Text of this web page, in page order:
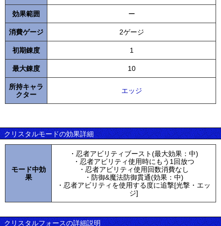
効果範囲 ー
消費ゲージ 2ゲージ
初期錬度 1
最大錬度 10
所持キャラ
クター
エッジ
クリスタルモードの効果詳細
モード中効
果
・忍者アビリティブースト(最大効果：中)
・忍者アビリティ使用時にもう1回放つ
・忍者アビリティ使用回数消費なし
・防御&魔法防御貫通(効果：中)
・忍者アビリティを使用する度に追撃[光撃・エッ
ジ]
クリスタルフォースの詳細説明